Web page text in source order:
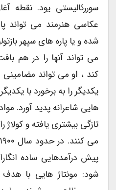
سوررئالیستی یود. نقطه
عکاسی هنرمند می تواند
شده و یا پاره های سپهر
می تواند آنها را در هم
کند ، او می تواند مضامینی
یکدیگر را به برخورد با
هایی شاعرانه پدید آورد.
تازگی بیشتری یافته و کولاژ
پیش درآمدهایی ساده
شود: مونتاژ هایی با